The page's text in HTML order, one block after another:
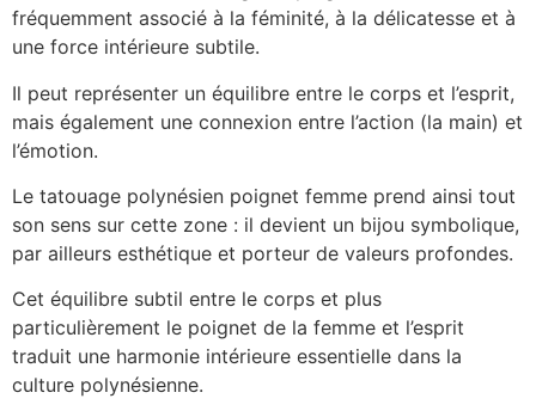
fréquemment associé à la féminité, à la délicatesse et à
une force intérieure subtile.
Il peut représenter un équilibre entre le corps et l’esprit,
mais également une connexion entre l’action (la main) et
l’émotion.
Le tatouage polynésien poignet femme prend ainsi tout
son sens sur cette zone : il devient un bijou symbolique,
par ailleurs esthétique et porteur de valeurs profondes.
Cet équilibre subtil entre le corps et plus
particulièrement le poignet de la femme et l’esprit
traduit une harmonie intérieure essentielle dans la
culture polynésienne.